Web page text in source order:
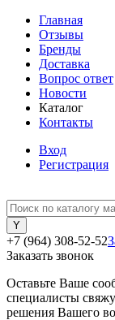
Главная
Отзывы
Бренды
Доставка
Вопрос ответ
Новости
Каталог
Контакты
Вход
Регистрация
+7 (964) 308-52-52
Заказать звонок
Оставьте Ваше
специалисты
решения Вашего